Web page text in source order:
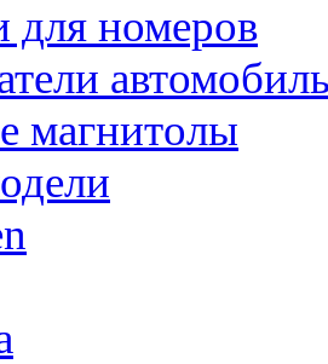
для номеров
магнитолы